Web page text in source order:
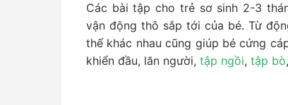
Các bài tập cho trẻ sơ sinh 2-3
vận động thô sắp tới của bé. Từ
thế khác nhau cũng giúp bé cứng
khiển đầu, lăn người, tập ngồi, tập bò